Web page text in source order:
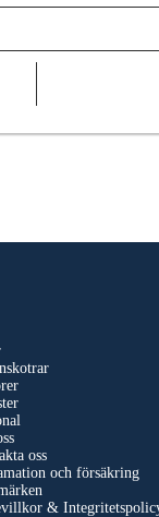
oss
och försäkring
&